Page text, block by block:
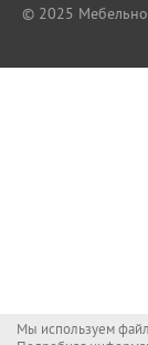
910 1 140
© 2025
Мы используем